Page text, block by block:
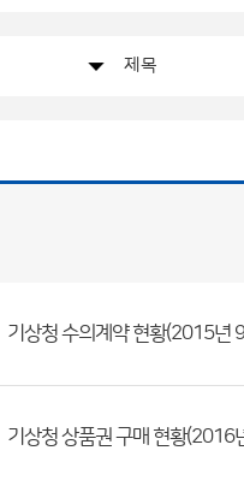
기상청 수의계약 현황(2015년
기상청 상품권 구매 현황(2016